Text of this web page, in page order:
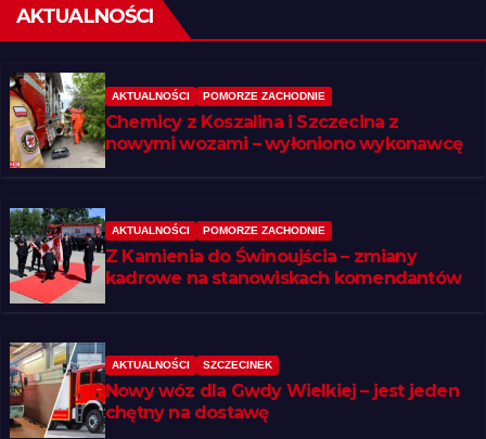
AKTUALNOŚCI
AKTUALNOŚCI POMORZE ZACHODNIE
Chemicy z Koszalina i Szczecina z
nowymi wozami – wyłoniono wykonawcę
AKTUALNOŚCI POMORZE ZACHODNIE
Z Kamienia do Świnoujścia – zmiany
kadrowe na stanowiskach komendantów
AKTUALNOŚCI SZCZECINEK
Nowy wóz dla Gwdy Wielkiej – jest jeden
chętny na dostawę